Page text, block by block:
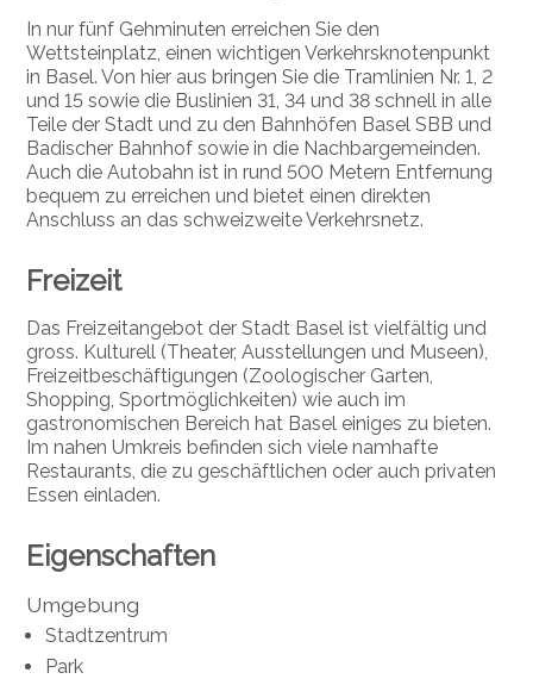
In nur fünf Gehminuten erreichen Sie den
Wettsteinplatz, einen wichtigen Verkehrsknotenpunkt
in Basel. Von hier aus bringen Sie die Tramlinien Nr. 1, 2
und 15 sowie die Buslinien 31, 34 und 38 schnell in alle
Teile der Stadt und zu den Bahnhöfen Basel SBB und
Badischer Bahnhof sowie in die Nachbargemeinden.
Auch die Autobahn ist in rund 500 Metern Entfernung
bequem zu erreichen und bietet einen direkten
Anschluss an das schweizweite Verkehrsnetz.
Freizeit
Das Freizeitangebot der Stadt Basel ist vielfältig und
gross. Kulturell (Theater, Ausstellungen und Museen),
Freizeitbeschäftigungen (Zoologischer Garten,
Shopping, Sportmöglichkeiten) wie auch im
gastronomischen Bereich hat Basel einiges zu bieten.
Im nahen Umkreis befinden sich viele namhafte
Restaurants, die zu geschäftlichen oder auch privaten
Essen einladen.
Eigenschaften
Umgebung
Stadtzentrum
Park